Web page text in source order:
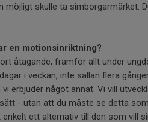
skulle ta simborgarmärket.
en motionsinriktning?
åtagande, framför allt under
i veckan, inte sällan flera
erbjuder något annat. Vi vill
- utan att du måste se detta
ett alternativ till den som vill